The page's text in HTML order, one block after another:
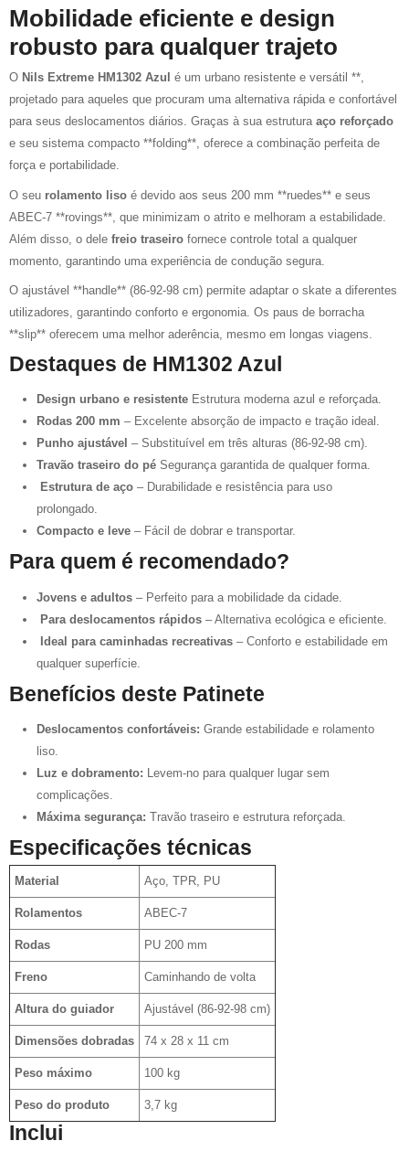
Mobilidade eficiente e design
robusto para qualquer trajeto
O Nils Extreme HM1302 Azul é um urbano resistente e versátil **,
projetado para aqueles que procuram uma alternativa rápida e confortável
para seus deslocamentos diários. Graças à sua estrutura aço reforçado
e seu sistema compacto **folding**, oferece a combinação perfeita de
força e portabilidade.
O seu rolamento liso é devido aos seus 200 mm **ruedes** e seus
ABEC-7 **rovings**, que minimizam o atrito e melhoram a estabilidade.
Além disso, o dele freio traseiro fornece controle total a qualquer
momento, garantindo uma experiência de condução segura.
O ajustável **handle** (86-92-98 cm) permite adaptar o skate a diferentes
utilizadores, garantindo conforto e ergonomia. Os paus de borracha
**slip** oferecem uma melhor aderência, mesmo em longas viagens.
Destaques de HM1302 Azul
Design urbano e resistente Estrutura moderna azul e reforçada.
Rodas 200 mm – Excelente absorção de impacto e tração ideal.
Punho ajustável – Substituível em três alturas (86-92-98 cm).
Travão traseiro do pé Segurança garantida de qualquer forma.
Estrutura de aço – Durabilidade e resistência para uso
prolongado.
Compacto e leve – Fácil de dobrar e transportar.
Para quem é recomendado?
Jovens e adultos – Perfeito para a mobilidade da cidade.
Para deslocamentos rápidos – Alternativa ecológica e eficiente.
Ideal para caminhadas recreativas – Conforto e estabilidade em
qualquer superfície.
Benefícios deste Patinete
Deslocamentos confortáveis: Grande estabilidade e rolamento
liso.
Luz e dobramento: Levem-no para qualquer lugar sem
complicações.
Máxima segurança: Travão traseiro e estrutura reforçada.
Especificações técnicas
Material Aço, TPR, PU
Rolamentos ABEC-7
Rodas PU 200 mm
Freno Caminhando de volta
Altura do guiador Ajustável (86-92-98 cm)
Dimensões dobradas 74 x 28 x 11 cm
Peso máximo 100 kg
Peso do produto 3,7 kg
Inclui